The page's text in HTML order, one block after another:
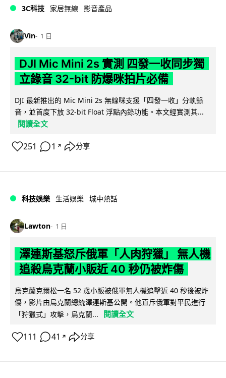
3C科技 家居無線 影音產品
Vin 1 日
DJI Mic Mini 2s 實測 四發一收同步獨
立錄音 32-bit 防爆咪拍片必備
DJI 最新推出的 Mic Mini 2s 無線咪支援「四發一收」分軌錄
音，並首度下放 32-bit Float 浮點內錄功能。本文經實測其...
閱讀全文
251 1 ↗ 分享
科技娛樂 生活娛樂 城中熱話
Lawton 1 日
澤連斯基怒斥俄軍「人肉狩獵」 無人機
追殺烏克蘭小販近 40 秒仍被炸傷
烏克蘭克爾松一名 52 歲小販被俄軍無人機追擊近 40 秒後被炸
傷，影片由烏克蘭總統澤連斯基公開。他直斥俄軍對平民進行
「狩獵式」攻擊，烏克蘭...
閱讀全文
111 41 ↗ 分享